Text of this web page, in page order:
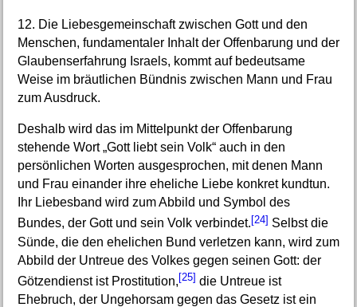
12. Die Liebesgemeinschaft zwischen Gott und den
Menschen, fundamentaler Inhalt der Offenbarung und der
Glaubenserfahrung Israels, kommt auf bedeutsame
Weise im bräutlichen Bündnis zwischen Mann und Frau
zum Ausdruck.
Deshalb wird das im Mittelpunkt der Offenbarung
stehende Wort „Gott liebt sein Volk“ auch in den
persönlichen Worten ausgesprochen, mit denen Mann
und Frau einander ihre eheliche Liebe konkret kundtun.
Ihr Liebesband wird zum Abbild und Symbol des
Bundes, der Gott und sein Volk verbindet.[24] Selbst die
Sünde, die den ehelichen Bund verletzen kann, wird zum
Abbild der Untreue des Volkes gegen seinen Gott: der
Götzendienst ist Prostitution,[25] die Untreue ist
Ehebruch, der Ungehorsam gegen das Gesetz ist ein